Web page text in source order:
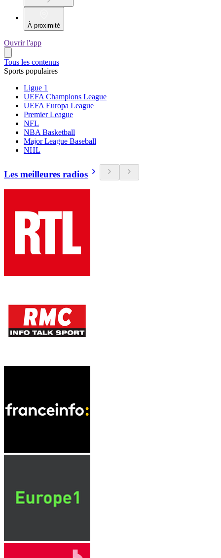
À proximité
Ouvrir l'app
Tous les contenus
Sports populaires
Ligue 1
UEFA Champions League
UEFA Europa League
Premier League
NFL
NBA Basketball
Major League Baseball
NHL
Les meilleures radios